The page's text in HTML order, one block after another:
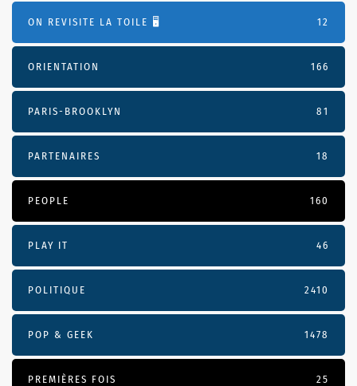
ON REVISITE LA TOILE 🖥️ 12
ORIENTATION 166
PARIS-BROOKLYN 81
PARTENAIRES 18
PEOPLE 160
PLAY IT 46
POLITIQUE 2410
POP & GEEK 1478
PREMIÈRES FOIS 25